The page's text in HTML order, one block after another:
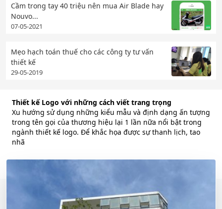
Cầm trong tay 40 triệu nên mua Air Blade hay
Nouvo...
07-05-2021
Mẹo hạch toán thuế cho các công ty tư vấn
thiết kế
29-05-2019
Thiết kế Logo với những cách viết trang trọng
Xu hướng sử dụng những kiểu mẫu và định dạng ấn tượng
trong tên gọi của thương hiệu lại 1 lần nữa nổi bật trong
ngành thiết kế logo. Để khắc họa được sự thanh lịch, tao
nhã